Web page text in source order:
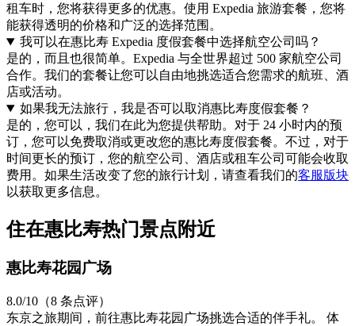
租车时，您将获得更多的优惠。使用 Expedia 旅游套餐，您将
能获得透明的价格和广泛的选择范围。
我可以在惠比寿 Expedia 度假套餐中选择航空公司吗？
是的，而且也很简单。Expedia 与全世界超过 500 家航空公司
合作。我们的套餐让您可以自由地挑选适合您需求的航班、酒
店或活动。
如果我无法旅行，我是否可以取消惠比寿度假套餐？
是的，您可以，我们在此为您提供帮助。对于 24 小时内的预
订，您可以免费取消或更改您的惠比寿度假套餐。不过，对于
时间更长的预订，您的航空公司、酒店或租车公司可能会收取
费用。如果生活改变了您的旅行计划，请查看我们的客服版块
以获取更多信息。
住在惠比寿热门景点附近
惠比寿花园广场
8.0/10（8 条点评）
东京之旅期间，前往惠比寿花园广场挑选合适的伴手礼。 体